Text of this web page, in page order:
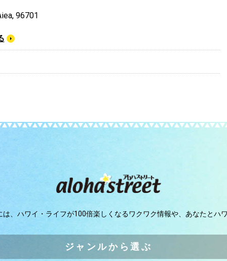
96701
、 ハワイ・ライフが100倍楽しくなるワクワク情報や、 あなたとハ
ジャンルから選ぶ